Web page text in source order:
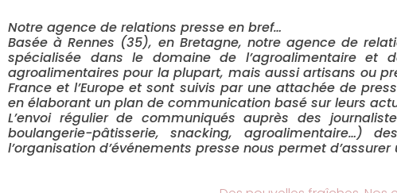
Notre agence de relations presse en bref…
Basée à Rennes (35), en Bretagne, notre agence de
spécialisée dans le domaine de l’agroalimentaire et
agroalimentaires pour la plupart, mais aussi artisans ou
France et l’Europe et sont suivis par une attachée de
en élaborant un plan de communication basé sur leurs
L’envoi régulier de communiqués auprès des
boulangerie-pâtisserie, snacking,
l’organisation d’événements presse nous permet